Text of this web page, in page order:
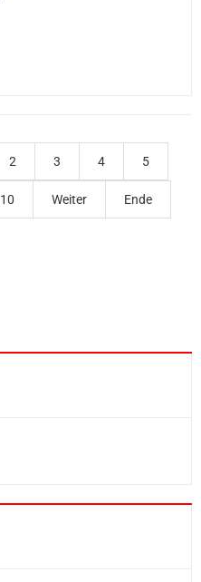
2 3 4 5
10 Weiter Ende